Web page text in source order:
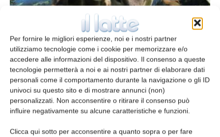
Per fornire le migliori esperienze, noi e i nostri partner
utilizziamo tecnologie come i cookie per memorizzare e/o
accedere alle informazioni del dispositivo. Il consenso a queste
tecnologie permetterà a noi e ai nostri partner di elaborare dati
personali come il comportamento durante la navigazione o gli ID
univoci su questo sito e di mostrare annunci (non)
personalizzati. Non acconsentire o ritirare il consenso può
influire negativamente su alcune caratteristiche e funzioni.
Clicca qui sotto per acconsentire a quanto sopra o per fare
In arrivo prassi UNI per la gestione di
pascoli e malghe
redazione 31 Luglio 2019
Leggi la rivista